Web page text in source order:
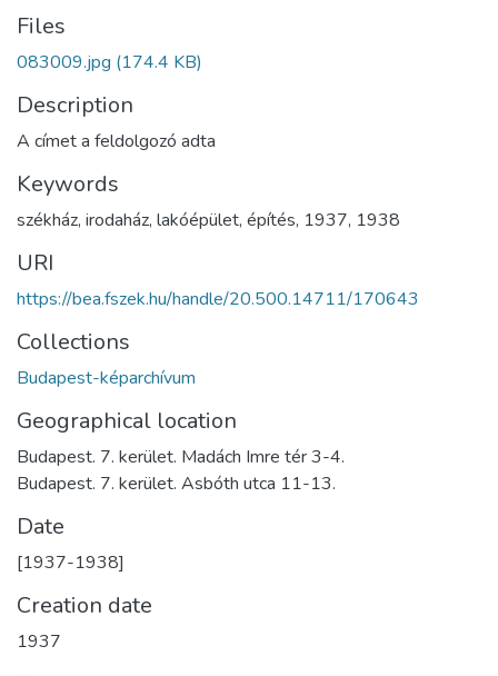
Files
083009.jpg (174.4 KB)
Description
A címet a feldolgozó adta
Keywords
székház, irodaház, lakóépület, építés, 1937, 1938
URI
https://bea.fszek.hu/handle/20.500.14711/170643
Collections
Budapest-képarchívum
Geographical location
Budapest. 7. kerület. Madách Imre tér 3-4.
Budapest. 7. kerület. Asbóth utca 11-13.
Date
[1937-1938]
Creation date
1937